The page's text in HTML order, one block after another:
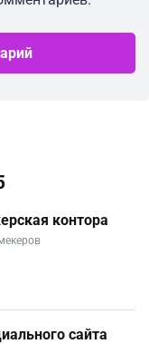
контора
сайта